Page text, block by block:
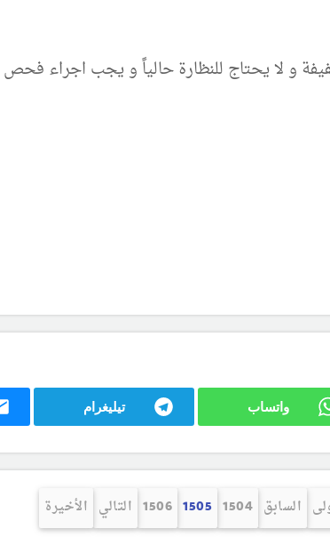
و لا يحتاج للنظارة حالياً و يجب اجراء
واتساب تيليغرام
السابق 1504
1505
1506 التالي الأخيرة